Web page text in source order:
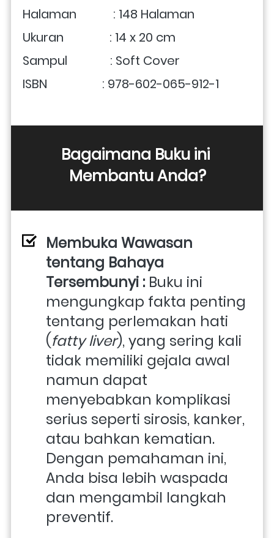
Halaman            : 148 Halaman
Ukuran               : 14 x 20 cm
Sampul              : Soft Cover
ISBN                  : 978-602-065-912-1
Bagaimana Buku ini
Membantu Anda?
Membuka Wawasan
tentang Bahaya
Tersembunyi : Buku ini
mengungkap fakta penting
tentang perlemakan hati
(fatty liver), yang sering kali
tidak memiliki gejala awal
namun dapat
menyebabkan komplikasi
serius seperti sirosis, kanker,
atau bahkan kematian.
Dengan pemahaman ini,
Anda bisa lebih waspada
dan mengambil langkah
preventif.